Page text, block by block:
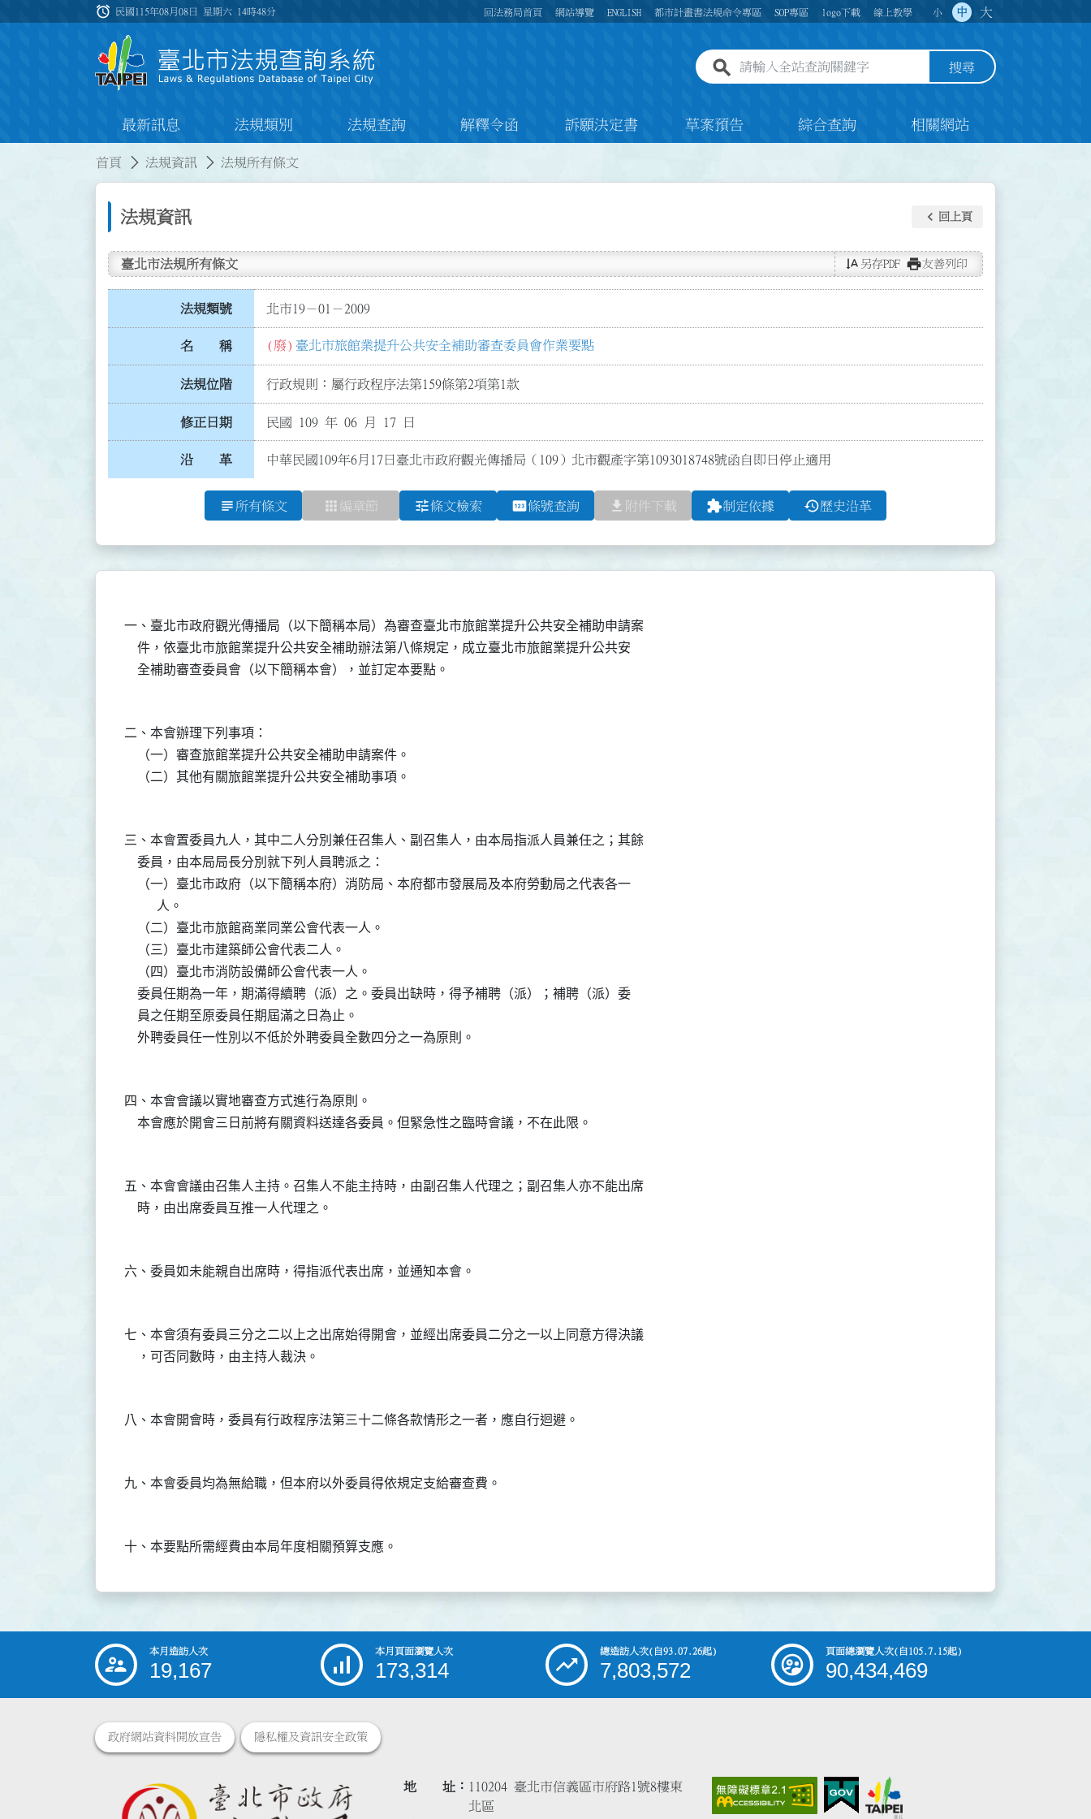
:::
alarm 民國115年08月08日 星期六 14時48分 回法務局首頁 網站導覽 ENGLISH 都市計畫書法規命令專區 SOP專區 logo下載 線上教學 小 中 大
全站查詢關鍵字欄位 搜尋
最新訊息 法規類別 法規查詢 解釋令函 訴願決定書 草案預告 綜合查詢 相關網站
首頁 法規資訊 法規所有條文
法規資訊 keyboard_arrow_left 回上頁
臺北市法規所有條文 text_rotate_vertical 另存PDF print友善列印
法規類號 北市19－01－2009
名 稱 (廢) 臺北市旅館業提升公共安全補助審查委員會作業要點
法規位階 行政規則：屬行政程序法第159條第2項第1款
修正日期 民國 109 年 06 月 17 日
沿 革 中華民國109年6月17日臺北市政府觀光傳播局（109）北市觀產字第1093018748號函自即日停止適用
subject 所有條文 apps 編章節 tune條文檢索 pin條號查詢 file_download 附件下載 extension制定依據 history歷史沿革
一、臺北市政府觀光傳播局（以下簡稱本局）為審查臺北市旅館業提升公共安全補助申請案
    件，依臺北市旅館業提升公共安全補助辦法第八條規定，成立臺北市旅館業提升公共安
二、本會辦理下列事項：
    （一）審查旅館業提升公共安全補助申請案件。
三、本會置委員九人，其中二人分別兼任召集人、副召集人，由本局指派人員兼任之；其餘
    委員，由本局局長分別就下列人員聘派之：
    （一）臺北市政府（以下簡稱本府）消防局、本府都市發展局及本府勞動局之代表各一
          人。
    （二）臺北市旅館商業同業公會代表一人。
    （三）臺北市建築師公會代表二人。
    （四）臺北市消防設備師公會代表一人。
    委員任期為一年，期滿得續聘（派）之。委員出缺時，得予補聘（派）；補聘（派）委
    員之任期至原委員任期屆滿之日為止。
四、本會會議以實地審查方式進行為原則。
五、本會會議由召集人主持。召集人不能主持時，由副召集人代理之；副召集人亦不能出席
七、本會須有委員三分之二以上之出席始得開會，並經出席委員二分之一以上同意方得決議
::: 本月造訪人次
19,167
本月頁面瀏覽人次
173,314
總造訪人次(自93.07.26起)
7,803,572
頁面總瀏覽人次(自105.7.15起)
90,434,469
政府網站資料開放宣告 隱私權及資訊安全政策
地 址
110204 臺北市信義區市府路1號8樓東
北區